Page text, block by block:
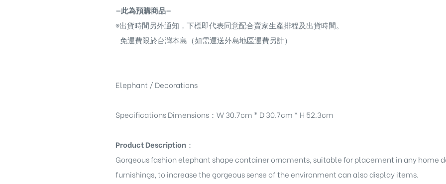
—此為預購商品—
※出貨時間另外通知，下標即代表同意配合賣家生產排程及出貨時間。
免運費限於台灣本島（如需運送外島地區運費另計）
Elephant / Decorations
Specifications Dimensions ： W 30.7cm * D 30.7cm * H 52.3cm
Product Description ：
Gorgeous fashion elephant shape container ornaments, suitable for placement in any home
furnishings, to increase the gorgeous sense of the environment can also display items.